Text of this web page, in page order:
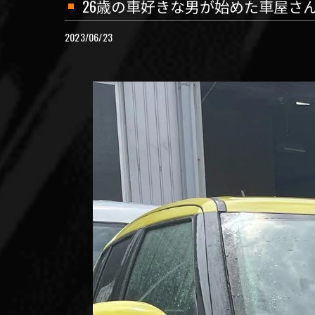
26歳の車好きな男が始めた車屋さ
2023/06/23